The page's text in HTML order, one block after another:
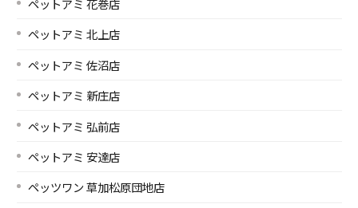
ペットアミ 花巻店
ペットアミ 北上店
ペットアミ 佐沼店
ペットアミ 新庄店
ペットアミ 弘前店
ペットアミ 安達店
ペッツワン 草加松原団地店